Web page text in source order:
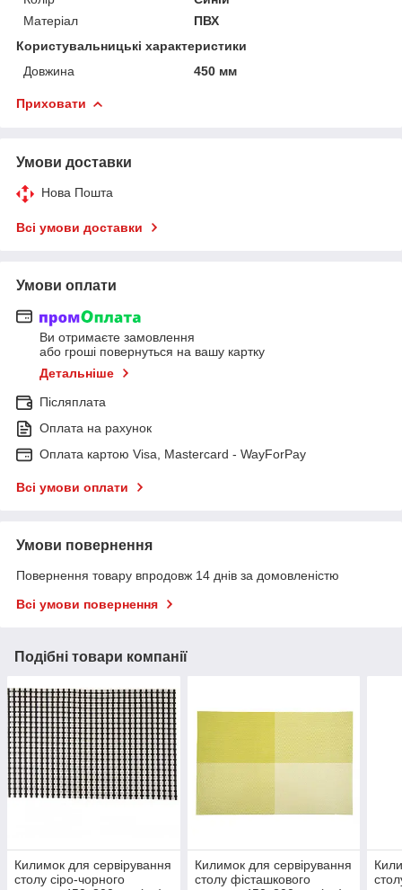
Матеріал
ПВХ
Користувальницькі характеристики
Довжина
450 мм
Приховати
Умови доставки
Нова Пошта
Всі умови доставки
Умови оплати
Ви отримаєте замовлення
або гроші повернуться на вашу картку
Детальніше
Післяплата
Оплата на рахунок
Оплата картою Visa, Mastercard - WayForPay
Всі умови оплати
Умови повернення
Повернення товару впродовж 14 днів за домовленістю
Всі умови повернення
Подібні товари компанії
Килимок для сервірування
столу сіро-чорного
Килимок для сервірування
столу фісташкового